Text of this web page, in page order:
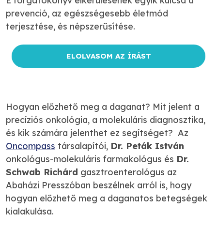
prevenció, az egészségesebb életmód
terjesztése, és népszerűsítése.
ELOLVASOM AZ ÍRÁST
Hogyan előzhető meg a daganat? Mit jelent a
precíziós onkológia, a molekuláris diagnosztika,
és kik számára jelenthet ez segítséget? Az
Oncompass társalapítói, Dr. Peták István
onkológus-molekuláris farmakológus és Dr.
Schwab Richárd gasztroenterológus az
Abaházi Presszóban beszélnek arról is, hogy
hogyan előzhető meg a daganatos betegségek
kialakulása.